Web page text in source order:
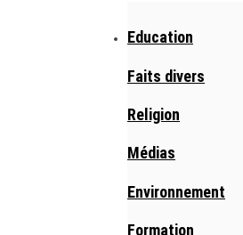
Education
Faits divers
Religion
Médias
Environnement
Formation